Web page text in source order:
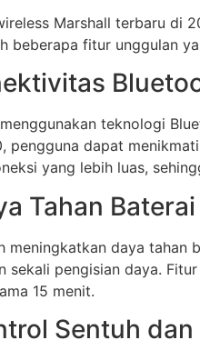
Marshall terbaru di
beberapa fitur unggulan
teknologi
pengguna dapat
yang lebih luas,
Tahan
meningkatkan daya tahan
sekali pengisian daya.
15 menit.
Sentuh